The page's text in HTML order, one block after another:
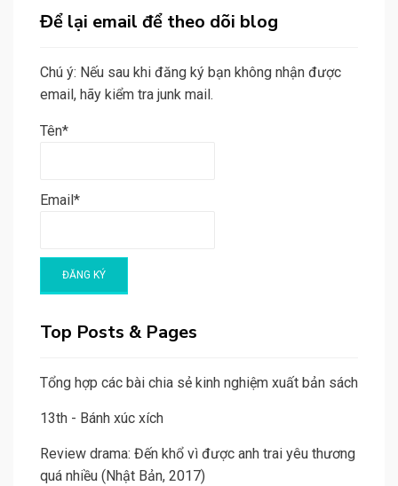
Để lại email để theo dõi blog
Chú ý: Nếu sau khi đăng ký bạn không nhận được
email, hãy kiểm tra junk mail.
Tên*
Email*
Top Posts & Pages
Tổng hợp các bài chia sẻ kinh nghiệm xuất bản sách
13th - Bánh xúc xích
Review drama: Đến khổ vì được anh trai yêu thương
quá nhiều (Nhật Bản, 2017)